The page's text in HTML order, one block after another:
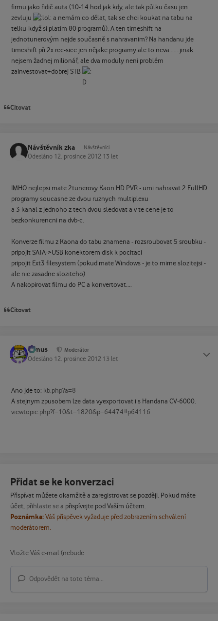
firmu jako řidič auta (10-14 hod jak kdy, ale tak půlku času jen
zevluju
a nemám co dělat, tak se chci koukat na tabu na
telku-když si platim 80 programů). A ten timeshift na
jednotunerovým nejde současně s nahravanim? Na handanu jde
timeshift při 2x rec-sice jen nějake programy ale to neva.......jinak
nejsem žadnej milionář, ale dva moduly neni problém
zainvestovat+dobrej STB
Citovat
Návštěvník zka Návštěvníci
Odesláno 12. prosince 2012 13 let
IMHO nejlepsi mate 2tunerovy Kaon HD PVR - umi nahravat 2 FullHD
programy soucasne ze dvou ruznych multiplexu
a 3 kanal z jednoho z tech dvou sledovat a v te cene je to
bezkonkurencni na dvb-c.
Konverze filmu z Kaona do tabu znamena - rozsroubovat 5 sroubku -
pripojit SATA->USB konektorem disk k pocitaci
pripojit Ext3 filesystem (pokud mate Windows - je to mirne slozitejsi -
ale nic zasadne sloziteho)
A nakopirovat filmu do PC a konvertovat....
Citovat
tomus Moderátor
Odesláno 12. prosince 2012 13 let
Ano jde to: kb.php?a=8
A stejnym zpusobem lze data vyexportovat i s Handana CV-6000.
viewtopic.php?f=10&t=1820&p=64474#p64116
Přidat se ke konverzaci
Přispívat můžete okamžitě a zaregistrovat se později. Pokud máte
účet, přihlaste sea přispívejte pod Vaším účtem.
Poznámka:Váš příspěvek vyžaduje před zobrazením schválení
moderátorem.
Odpovědět na toto téma...